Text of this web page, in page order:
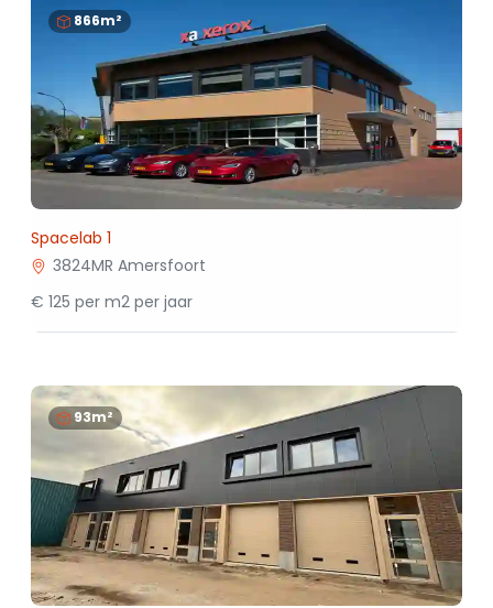
866m²
Spacelab 1
3824MR Amersfoort
€ 125 per m2 per jaar
93m²